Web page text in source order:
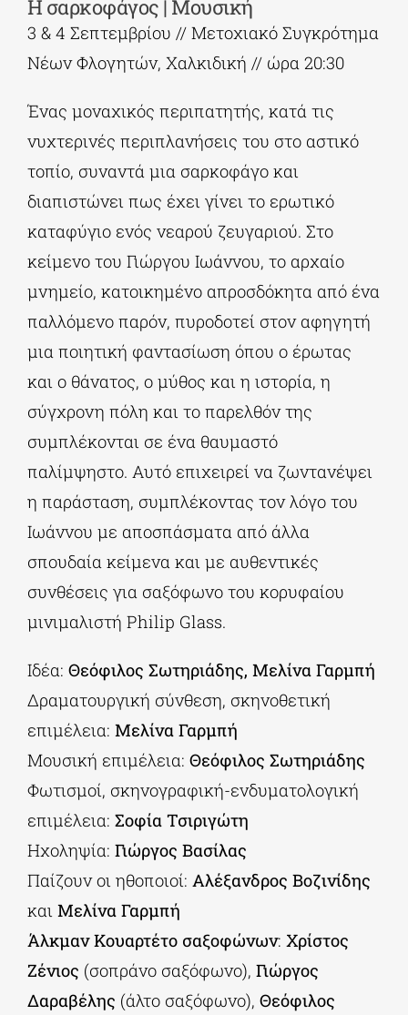
Η σαρκοφάγος | Μουσική
3 & 4 Σεπτεμβρίου // Μετοχιακό Συγκρότημα
Νέων Φλογητών, Χαλκιδική // ώρα 20:30
Ένας μοναχικός περιπατητής, κατά τις
νυχτερινές περιπλανήσεις του στο αστικό
τοπίο, συναντά μια σαρκοφάγο και
διαπιστώνει πως έχει γίνει το ερωτικό
καταφύγιο ενός νεαρού ζευγαριού. Στο
κείμενο του Γιώργου Ιωάννου, το αρχαίο
μνημείο, κατοικημένο απροσδόκητα από ένα
παλλόμενο παρόν, πυροδοτεί στον αφηγητή
μια ποιητική φαντασίωση όπου ο έρωτας
και ο θάνατος, ο μύθος και η ιστορία, η
σύγχρονη πόλη και το παρελθόν της
συμπλέκονται σε ένα θαυμαστό
παλίμψηστο. Αυτό επιχειρεί να ζωντανέψει
η παράσταση, συμπλέκοντας τον λόγο του
Ιωάννου με αποσπάσματα από άλλα
σπουδαία κείμενα και με αυθεντικές
συνθέσεις για σαξόφωνο του κορυφαίου
μινιμαλιστή Philip Glass.
Ιδέα: Θεόφιλος Σωτηριάδης, Μελίνα Γαρμπή
Δραματουργική σύνθεση, σκηνοθετική
επιμέλεια: Μελίνα Γαρμπή
Μουσική επιμέλεια: Θεόφιλος Σωτηριάδης
Φωτισμοί, σκηνογραφική-ενδυματολογική
επιμέλεια: Σοφία Τσιριγώτη
Ηχοληψία: Γιώργος Βασίλας
Παίζουν οι ηθοποιοί: Αλέξανδρος Βοζινίδης
και Μελίνα Γαρμπή
Άλκμαν Κουαρτέτο σαξοφώνων: Χρίστος
Ζένιος (σοπράνο σαξόφωνο), Γιώργος
Δαραβέλης (άλτο σαξόφωνο), Θεόφιλος